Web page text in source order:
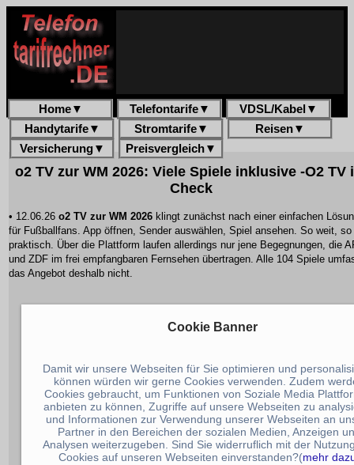
Home▼ Telefontarife▼ VDSL/Kabel ▼
Handytarife▼ Stromtarife▼ Reisen▼
Versicherung▼ Preisvergleich▼
o2 TV zur WM 2026: Viele Spiele inklusive -O2 TV
Check
• 12.06.26 o2 TV zur WM 2026 klingt zunächst nach einer einfachen
für Fußballfans. App öffnen, Sender auswählen, Spiel ansehen. So weit, so
praktisch. Über die Plattform laufen allerdings nur jene Begegnungen, die
und ZDF im frei empfangbaren Fernsehen übertragen. Alle 104 Spiele
das Angebot deshalb nicht.
Cookie Banner
Damit wir unsere Webseiten für Sie optimieren und
können würden wir gerne Cookies verwenden. Zudem
Cookies gebraucht, um Funktionen von Soziale Media
anbieten zu können, Zugriffe auf unsere Webseiten zu
und Informationen zur Verwendung unserer Webseiten an
Partner in den Bereichen der sozialen Medien, Anzeigen
Analysen weiterzugeben. Sind Sie widerruflich mit der
Cookies auf unseren Webseiten einverstanden?(mehr